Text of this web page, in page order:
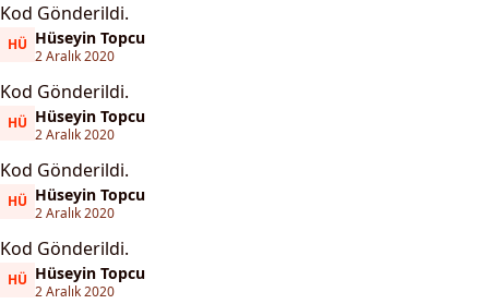
Kod Gönderildi.
HÜHüseyin Topcu
Hüseyin Topcu
2 Aralık 2020
Kod Gönderildi.
HÜHüseyin Topcu
Hüseyin Topcu
2 Aralık 2020
Kod Gönderildi.
HÜHüseyin Topcu
Hüseyin Topcu
2 Aralık 2020
Kod Gönderildi.
HÜHüseyin Topcu
Hüseyin Topcu
2 Aralık 2020